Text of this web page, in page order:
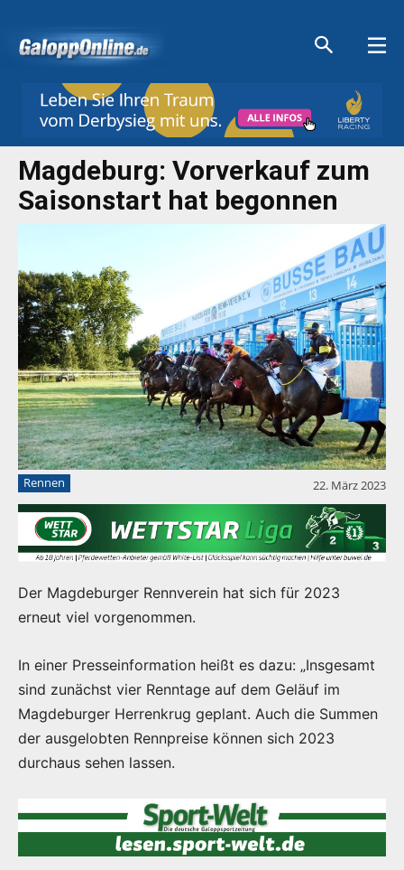
Magdeburg: Vorverkauf zum
Saisonstart hat begonnen
Rennen 22. März 2023
Der Magdeburger Rennverein hat sich für 2023
erneut viel vorgenommen.
In einer Presseinformation heißt es dazu: „Insgesamt
sind zunächst vier Renntage auf dem Geläuf im
Magdeburger Herrenkrug geplant. Auch die Summen
der ausgelobten Rennpreise können sich 2023
durchaus sehen lassen.